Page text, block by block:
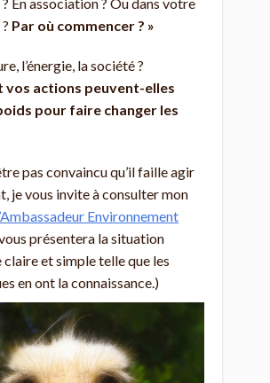
Par où commencer ? »
l’énergie, la société ?
vos actions peuvent-elles
pour faire changer les
pas convaincu qu’il faille agir
je vous invite à consulter mon
Environnement
présentera la situation
et simple telle que les
en ont la connaissance.)